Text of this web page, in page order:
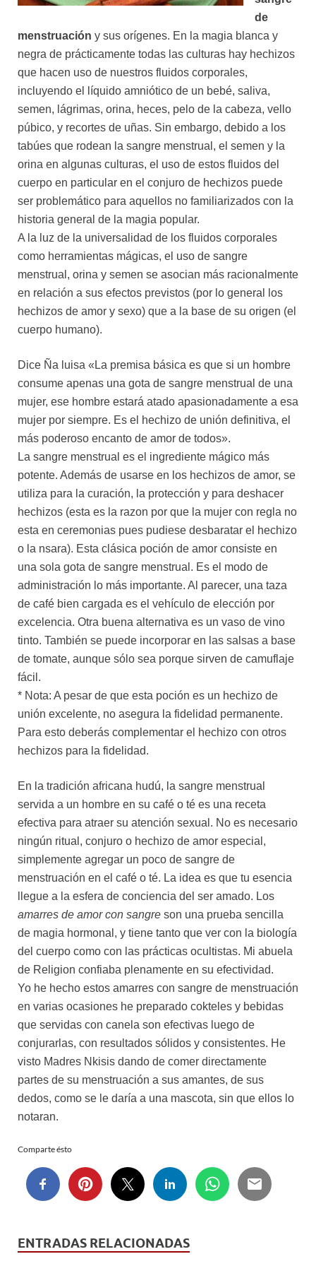
de
menstruación y sus orígenes. En la magia blanca y
negra de prácticamente todas las culturas hay hechizos
que hacen uso de nuestros fluidos corporales,
incluyendo el líquido amniótico de un bebé, saliva,
semen, lágrimas, orina, heces, pelo de la cabeza, vello
púbico, y recortes de uñas. Sin embargo, debido a los
tabúes que rodean la sangre menstrual, el semen y la
orina en algunas culturas, el uso de estos fluidos del
cuerpo en particular en el conjuro de hechizos puede
ser problemático para aquellos no familiarizados con la
historia general de la magia popular.
A la luz de la universalidad de los fluidos corporales
como herramientas mágicas, el uso de sangre
menstrual, orina y semen se asocian más racionalmente
en relación a sus efectos previstos (por lo general los
hechizos de amor y sexo) que a la base de su origen (el
cuerpo humano).
Dice Ña luisa «La premisa básica es que si un hombre
consume apenas una gota de sangre menstrual de una
mujer, ese hombre estará atado apasionadamente a esa
mujer por siempre. Es el hechizo de unión definitiva, el
más poderoso encanto de amor de todos».
La sangre menstrual es el ingrediente mágico más
potente. Además de usarse en los hechizos de amor, se
utiliza para la curación, la protección y para deshacer
hechizos (esta es la razon por que la mujer con regla no
esta en ceremonias pues pudiese desbaratar el hechizo
o la nsara). Esta clásica poción de amor consiste en
una sola gota de sangre menstrual. Es el modo de
administración lo más importante. Al parecer, una taza
de café bien cargada es el vehículo de elección por
excelencia. Otra buena alternativa es un vaso de vino
tinto. También se puede incorporar en las salsas a base
de tomate, aunque sólo sea porque sirven de camuflaje
fácil.
* Nota: A pesar de que esta poción es un hechizo de
unión excelente, no asegura la fidelidad permanente.
Para esto deberás complementar el hechizo con otros
hechizos para la fidelidad.
En la tradición africana hudú, la sangre menstrual
servida a un hombre en su café o té es una receta
efectiva para atraer su atención sexual. No es necesario
ningún ritual, conjuro o hechizo de amor especial,
simplemente agregar un poco de sangre de
menstruación en el café o té. La idea es que tu esencia
llegue a la esfera de conciencia del ser amado. Los
amarres de amor con sangre son una prueba sencilla
de magia hormonal, y tiene tanto que ver con la biología
del cuerpo como con las prácticas ocultistas. Mi abuela
de Religion confiaba plenamente en su efectividad.
Yo he hecho estos amarres con sangre de menstruación
en varias ocasiones he preparado cokteles y bebidas
que servidas con canela son efectivas luego de
conjurarlas, con resultados sólidos y consistentes. He
visto Madres Nkisis dando de comer directamente
partes de su menstruación a sus amantes, de sus
dedos, como se le daría a una mascota, sin que ellos lo
notaran.
Comparte ésto
ENTRADAS RELACIONADAS